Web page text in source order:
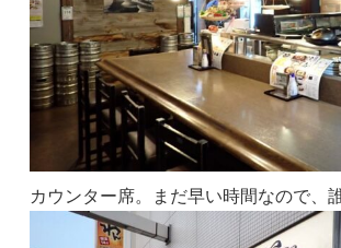
カウンター席。まだ早い時間なので、